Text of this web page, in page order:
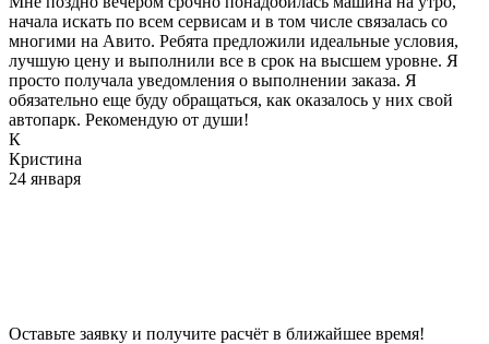
начала искать по всем сервисам и в том числе связалась со
многими на Авито. Ребята предложили идеальные условия,
лучшую цену и выполнили все в срок на высшем уровне. Я
просто получала уведомления о выполнении заказа. Я
обязательно еще буду обращаться, как оказалось у них свой
автопарк. Рекомендую от души!
К
Кристина
24 января
Оставьте заявку и получите расчёт в ближайшее время!